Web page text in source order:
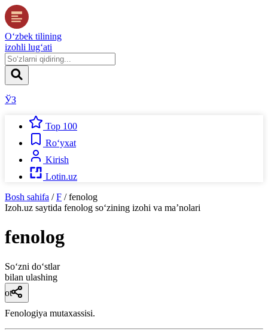
O‘zbek tilining
izohli lug‘ati
ЎЗ
Top 100
Ro‘yxat
Kirish
Lotin.uz
Bosh sahifa / F / fenolog
Izoh.uz saytida fenolog so‘zining izohi va ma’nolari
fenolog
So‘zni do‘stlar
bilan ulashing
ot
Fenologiya mutaxassisi.